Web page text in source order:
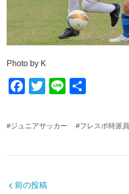
Photo by K
F
c
e
b
o
T
er
Li
#ジュニアサッカー #フレスポ特派員
前の投稿